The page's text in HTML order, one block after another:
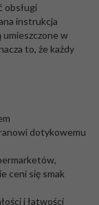
obsługi
instrukcja
umieszczone w
to, że każdy
dotykowemu
ceni się smak
i łatwości